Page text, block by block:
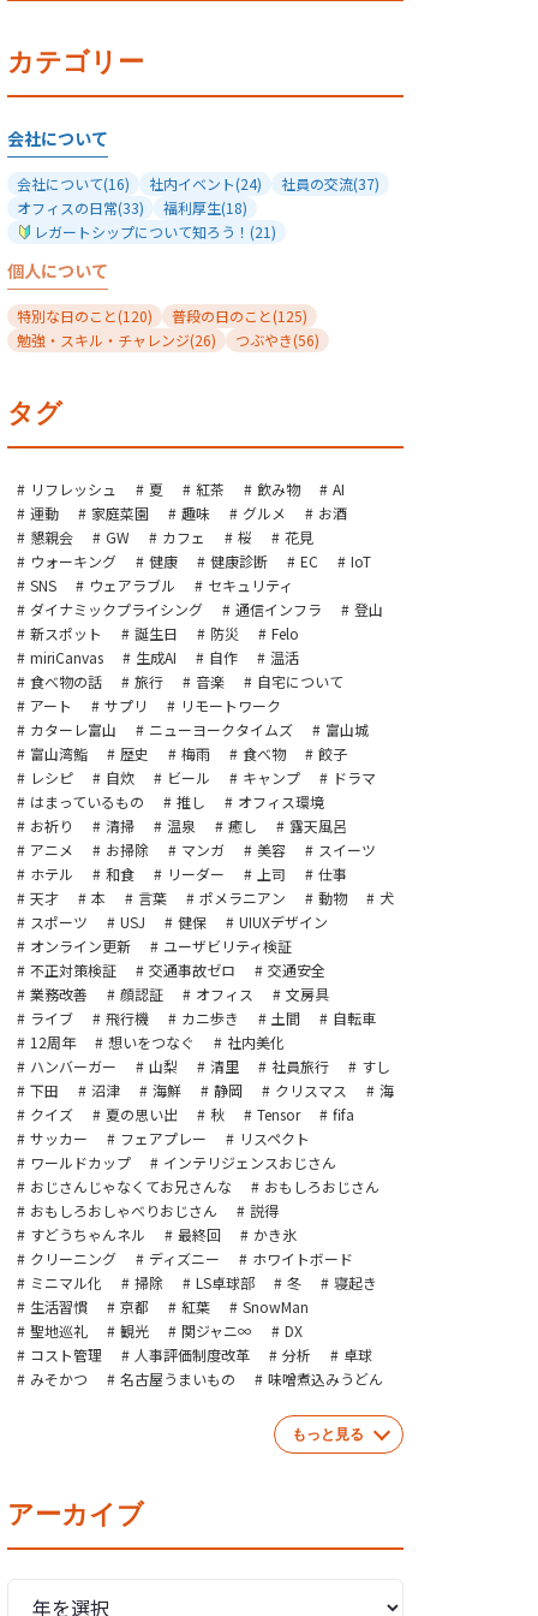
カテゴリー
会社について
会社について(16) 社内イベント(24) 社員の交流(37)
オフィスの日常(33) 福利厚生(18)
レガートシップについて知ろう！ (21)
個人について
特別な日のこと(120) 普段の日のこと(125)
勉強・スキル・チャレンジ(26) つぶやき(56)
タグ
リフレッシュ 夏 紅茶 飲み物
AI
運動
家庭菜園 趣味 グルメ
お酒
懇親会
GW カフェ 桜
花見
ウォーキング
健康 健康診断 EC
IoT
SNS
ウェアラブル
セキュリティ
ダイナミックプライシング
通信インフラ
登山
新スポット
誕生日 防災
Felo
miriCanvas
生成AI 自作
温活
食べ物の話
旅行 音楽
自宅について
アート
サプリ
リモートワーク
カターレ富山
ニューヨークタイムズ
富山城
富山湾鮨
歴史 梅雨 食べ物
餃子
レシピ
自炊 ビール キャンプ
ドラマ
はまっているもの
推し
オフィス環境
お祈り
清掃 温泉 癒し
露天風呂
アニメ
お掃除 マンガ 美容
スイーツ
ホテル
和食 リーダー 上司
仕事
天才
本 言葉 ポメラニアン 動物
犬
スポーツ
USJ 健保
UIUXデザイン
オンライン更新
ユーザビリティ検証
不正対策検証
交通事故ゼロ
交通安全
業務改善
顔認証 オフィス
文房具
ライブ
飛行機 カニ歩き 土間
自転車
12周年
想いをつなぐ
社内美化
ハンバーガー
山梨 清里 社員旅行
すし
下田
沼津 海鮮 静岡 クリスマス
海
クイズ
夏の思い出 秋 Tensor
fifa
サッカー
フェアプレー
リスペクト
ワールドカップ
インテリジェンスおじさん
おじさんじゃなくてお兄さんな
おもしろおじさん
おもしろおしゃべりおじさん
説得
すどうちゃんネル
最終回
かき氷
クリーニング
ディズニー
ホワイトボード
ミニマル化
掃除 LS卓球部 冬
寝起き
生活習慣
京都 紅葉
SnowMan
聖地巡礼
観光 関ジャニ∞
DX
コスト管理
人事評価制度改革 分析
卓球
みそかつ
名古屋うまいもの 味噌煮込みうどん
もっと見る
アーカイブ